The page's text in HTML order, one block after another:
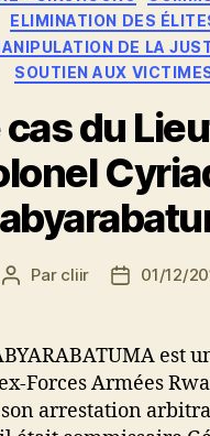
ELIMINATION DES
DE LA
SOUTIEN AUX
cas du
Auteur
Par cliir
Date01/12/
est
Forces Armées
arrestation